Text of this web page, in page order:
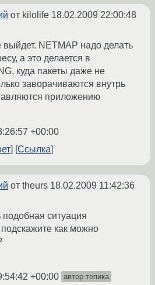
от kilolife 18.02.2009 22:00:48
выйдет. NETMAP надо делать
а это делается в
куда пакеты даже не
заворачиваются внутрь
приложению
+00:00
Ссылка
от theurs 18.02.2009 11:42:36
подобная ситуация
подскажите как можно
+00:00 автор топика